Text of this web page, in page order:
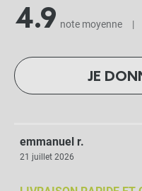
4.9 note moyenne |
JE
emmanuel r.
21 juillet 2026